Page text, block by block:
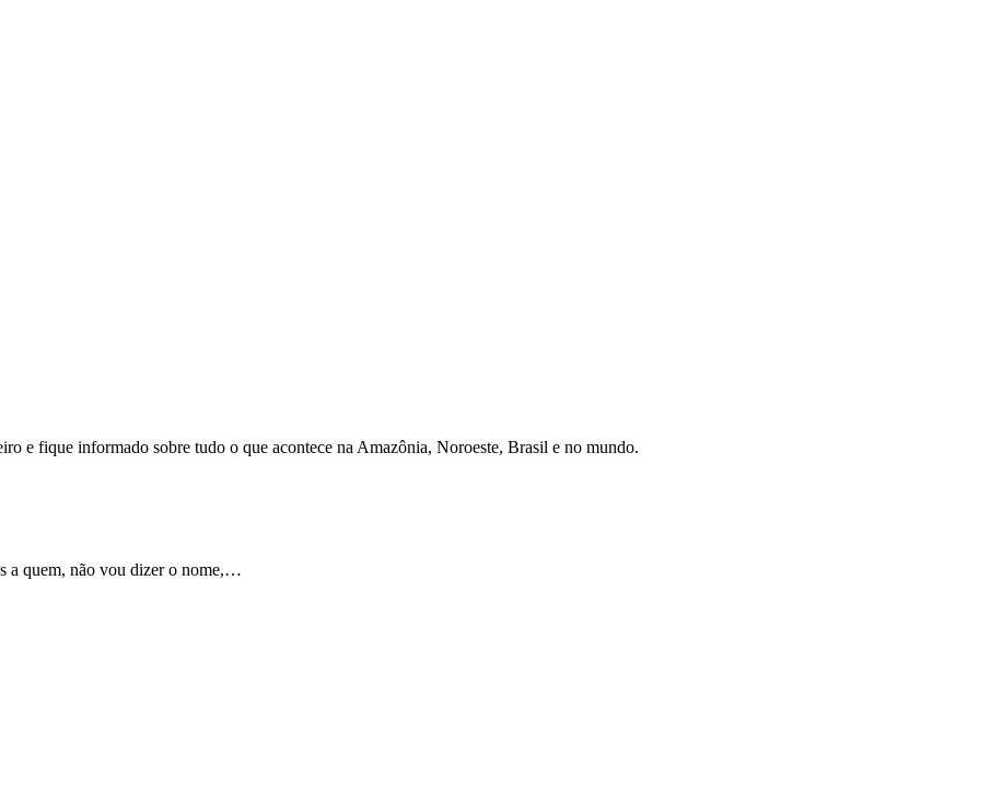
e fique informado sobre tudo o que acontece na Amazônia, Noroeste, Brasil e no mundo.
a quem, não vou dizer o nome,…